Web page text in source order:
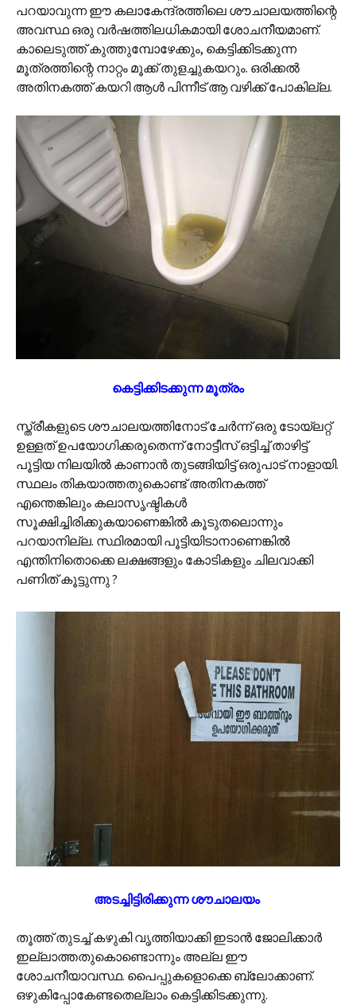
പറയാവുന്ന ഈ കലാകേന്ദ്രത്തിലെ ശൗചാലയത്തിന്റെ
അവസ്ഥ ഒരു വർഷത്തിലധികമായി ശോചനീയമാണ്.
കാലെടുത്ത് കുത്തുമ്പോഴേക്കും, കെട്ടിക്കിടക്കുന്ന
മൂത്രത്തിന്റെ നാറ്റം മൂക്ക് തുളച്ചുകയറും. ഒരിക്കൽ
അതിനകത്ത് കയറി ആൾ പിന്നീട് ആ വഴിക്ക് പോകില്ല.
കെട്ടിക്കിടക്കുന്ന മൂത്രം
സ്ത്രീകളുടെ ശൗചാലയത്തിനോട് ചേർന്ന് ഒരു ടോയ്ലറ്റ്
ഉള്ളത് ഉപയോഗിക്കരുതെന്ന് നോട്ടീസ് ഒട്ടിച്ച് താഴിട്ട്
പൂട്ടിയ നിലയിൽ കാണാൻ തുടങ്ങിയിട്ട് ഒരുപാട് നാളായി.
സ്ഥലം തികയാത്തതുകൊണ്ട് അതിനകത്ത്
എന്തെങ്കിലും കലാസൃഷ്ടികൾ
സൂക്ഷിച്ചിരിക്കുകയാണെങ്കിൽ കൂടുതലൊന്നും
പറയാനില്ല. സ്ഥിരമായി പൂട്ടിയിടാനാണെങ്കിൽ
എന്തിനിതൊക്കെ ലക്ഷങ്ങളും കോടികളും ചിലവാക്കി
പണിത് കൂട്ടുന്നു ?
അടച്ചിട്ടിരിക്കുന്ന ശൗചാലയം
തൂത്ത് തുടച്ച് കഴുകി വൃത്തിയാക്കി ഇടാൻ ജോലിക്കാർ
ഇല്ലാത്തതുകൊണ്ടൊന്നും അല്ല ഈ
ശോചനീയാവസ്ഥ. പൈപ്പുകളൊക്കെ ബ്ലോക്കാണ്.
ഒഴുകിപ്പോകേണ്ടതെല്ലാം കെട്ടിക്കിടക്കുന്നു.